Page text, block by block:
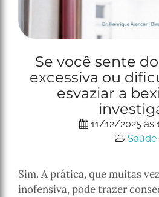
Se você sente
excessiva ou
esvaziar a
11/12/2025 às
Saúde
Sim. A prática, que muitas
inofensiva, pode trazer